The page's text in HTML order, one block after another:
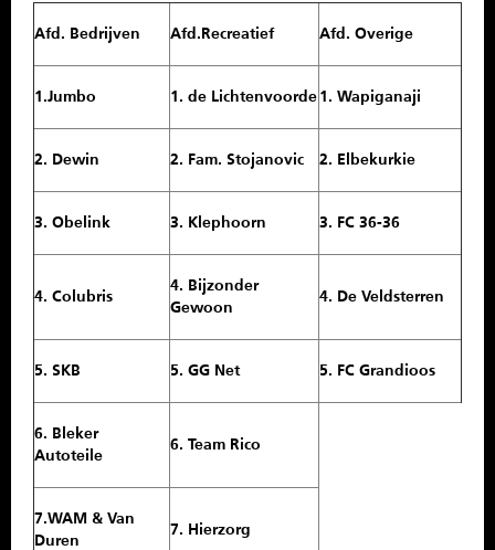
Afd. Bedrijven Afd.Recreatief Afd. Overige
1.Jumbo 1. de Lichtenvoorde 1. Wapiganaji
2. Dewin 2. Fam. Stojanovic 2. Elbekurkie
3. Obelink 3. Klephoorn 3. FC 36-36
4. Colubris
4. Bijzonder
Gewoon
4. De Veldsterren
5. SKB 5. GG Net 5. FC Grandioos
6. Bleker
Autoteile
6. Team Rico
7.WAM & Van
Duren
7. Hierzorg